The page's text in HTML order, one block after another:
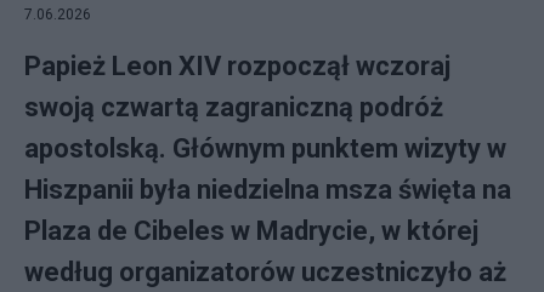
7.06.2026
Papież Leon XIV rozpoczął wczoraj
swoją czwartą zagraniczną podróż
apostolską. Głównym punktem wizyty w
Hiszpanii była niedzielna msza święta na
Plaza de Cibeles w Madrycie, w której
według organizatorów uczestniczyło aż